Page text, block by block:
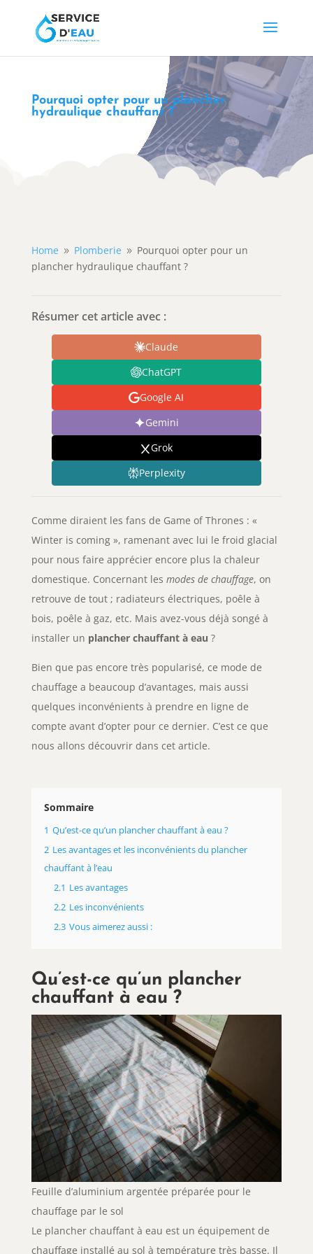
Pourquoi opter pour un plancher
hydraulique chauffant ?
Home 9 Plomberie 9 Pourquoi opter pour un
plancher hydraulique chauffant ?
Résumer cet article avec :
Claude
ChatGPT
Google AI
Gemini
Grok
Perplexity
Comme diraient les fans de Game of Thrones : «
Winter is coming », ramenant avec lui le froid glacial
pour nous faire apprécier encore plus la chaleur
domestique. Concernant les modes de chauffage, on
retrouve de tout ; radiateurs électriques, poêle à
bois, poêle à gaz, etc. Mais avez-vous déjà songé à
installer un plancher chauffant à eau ?
Bien que pas encore très popularisé, ce mode de
chauffage a beaucoup d’avantages, mais aussi
quelques inconvénients à prendre en ligne de
compte avant d’opter pour ce dernier. C’est ce que
nous allons découvrir dans cet article.
Sommaire
1 Qu’est-ce qu’un plancher chauffant à eau ?
2 Les avantages et les inconvénients du plancher
chauffant à l’eau
2.1 Les avantages
2.2 Les inconvénients
2.3 Vous aimerez aussi :
Qu’est-ce qu’un plancher
chauffant à eau ?
Feuille d’aluminium argentée préparée pour le
chauffage par le sol
Le plancher chauffant à eau est un équipement de
chauffage installé au sol à température très basse. Il